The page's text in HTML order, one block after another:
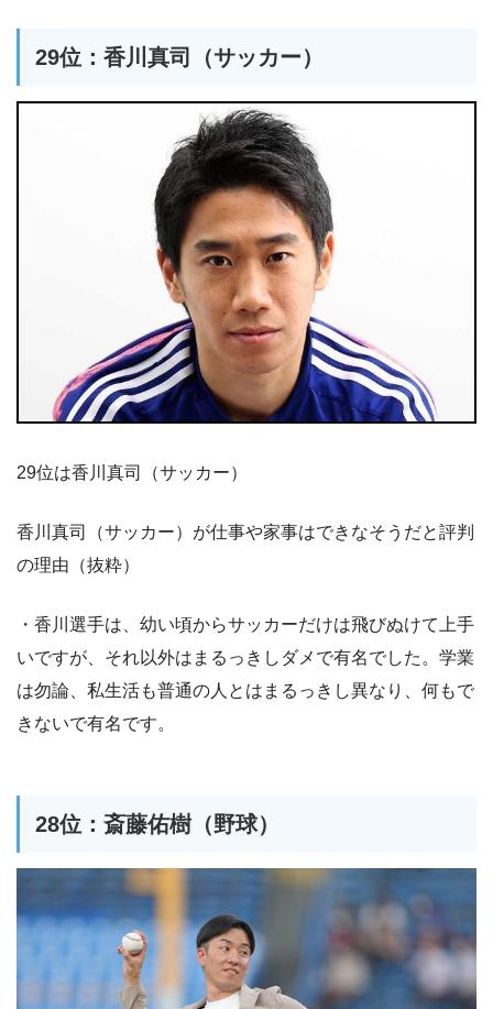
29位：香川真司（サッカー）
29位は香川真司（サッカー）
香川真司（サッカー）が仕事や家事はできなそうだと評判
の理由（抜粋）
・香川選手は、幼い頃からサッカーだけは飛びぬけて上手
いですが、それ以外はまるっきしダメで有名でした。学業
は勿論、私生活も普通の人とはまるっきし異なり、何もで
きないで有名です。
28位：斎藤佑樹（野球）